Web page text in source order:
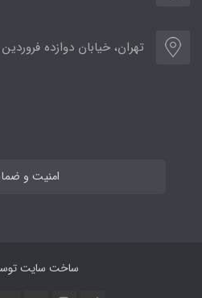
تهران، خیابان دوازده
امنیت و
ساخت سایت